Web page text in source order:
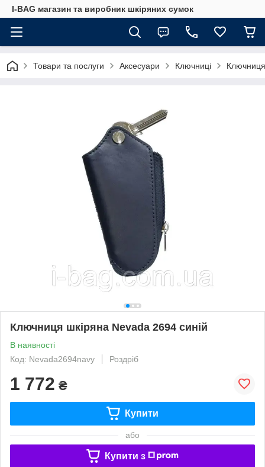
I-BAG магазин та виробник шкіряних сумок
Товари та послуги Аксесуари Ключниці
Ключниця шкіряна Nevada 2694 синій
В наявності
Код: Nevada2694navy
Роздріб
1 772 ₴
Купити
або
Купити з